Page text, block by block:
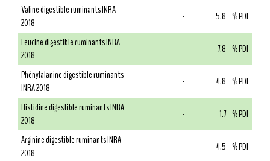
Valine digestible ruminants INRA
2018
- 5.8 % PDI
Leucine digestible ruminants INRA
2018
- 7.8 % PDI
Phénylalanine digestible ruminants
INRA 2018
- 4.8 % PDI
Histidine digestible ruminants INRA
2018
- 1.7 % PDI
Arginine digestible ruminants INRA
2018
- 4.5 % PDI